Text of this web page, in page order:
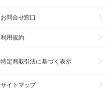
お問合せ窓口
利用規約
特定商取引法に基づく表示
サイトマップ